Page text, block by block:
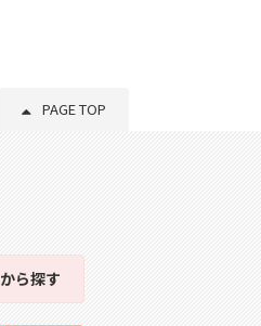
PAGE TOP
から探す